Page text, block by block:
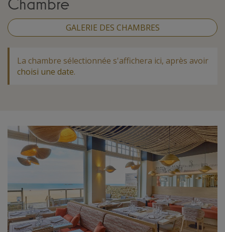
GALERIE DES CHAMBRES
La chambre sélectionnée s'affichera ici, après avoir
choisi une date.